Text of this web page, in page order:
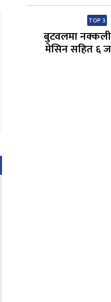
TOP 3
बुटवलमा नक्कली
मेसिन सहित ६